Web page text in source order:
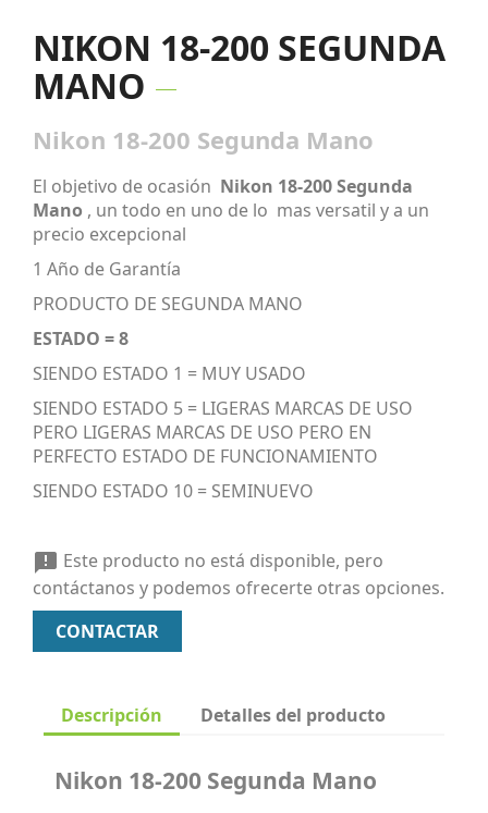
NIKON 18-200 SEGUNDA
MANO
Nikon 18-200 Segunda Mano
El objetivo de ocasión Nikon 18-200 Segunda
Mano , un todo en uno de lo mas versatil y a un
precio excepcional
1 Año de Garantía
PRODUCTO DE SEGUNDA MANO
ESTADO = 8
SIENDO ESTADO 1 = MUY USADO
SIENDO ESTADO 5 = LIGERAS MARCAS DE USO
PERO LIGERAS MARCAS DE USO PERO EN
PERFECTO ESTADO DE FUNCIONAMIENTO
SIENDO ESTADO 10 = SEMINUEVO
 Este producto no está disponible, pero
contáctanos y podemos ofrecerte otras opciones.
CONTACTAR
Descripción Detalles del producto
Nikon 18-200 Segunda Mano